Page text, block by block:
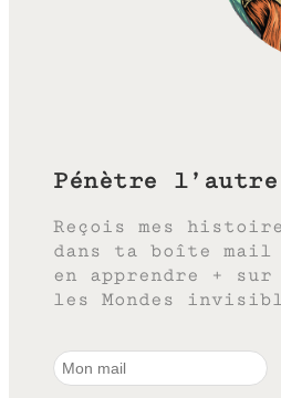
Pénètre l’autre
Reçois mes
dans ta boîte mail
en apprendre +
les Mondes